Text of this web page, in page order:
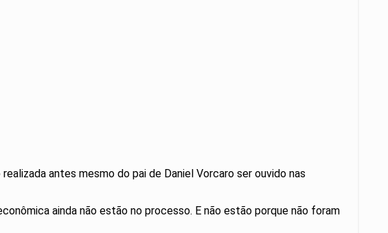
antes mesmo do pai de Daniel Vorcaro ser ouvido nas
ainda não estão no processo. E não estão porque não foram